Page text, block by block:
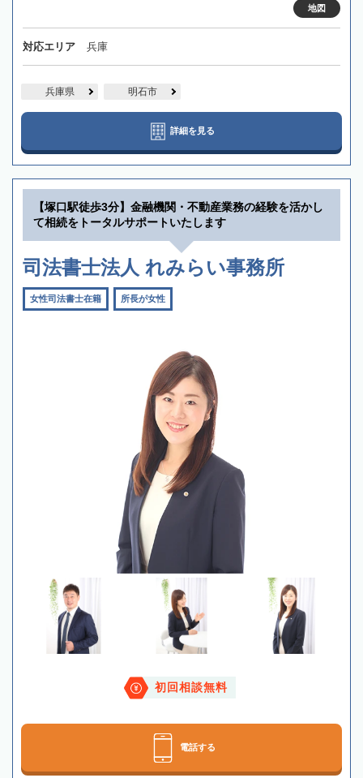
地図
対応エリア 兵庫
兵庫県 明石市
詳細を見る
【塚口駅徒歩3分】金融機関・不動産業務の経験を活かし
て相続をトータルサポートいたします
司法書士法人 れみらい事務所
女性司法書士在籍 所長が女性
初回相談無料
電話する